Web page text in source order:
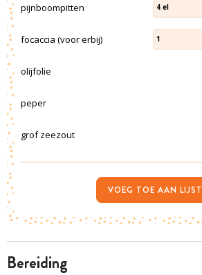
bereiding
pijnboompitten 4 el
focaccia (voor erbij) 1
olijfolie
peper
grof zeezout
VOEG TOE AAN LIJST